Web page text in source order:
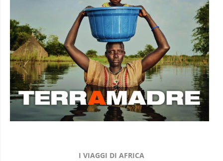
I VIAGGI DI AFRICA